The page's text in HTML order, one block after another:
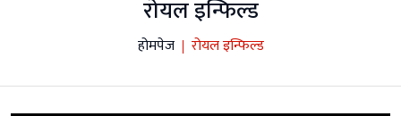
रोयल इन्फिल्ड
होमपेज रोयल इन्फिल्ड